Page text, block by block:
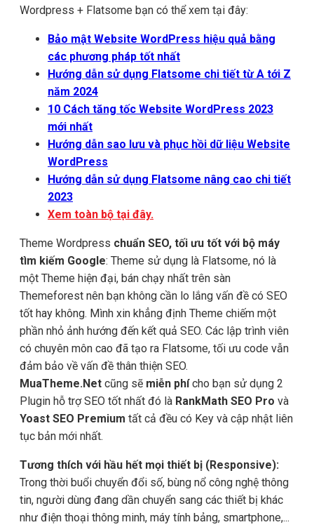
Wordpress + Flatsome bạn có thể xem tại đây:
Bảo mật Website WordPress hiệu quả bằng
các phương pháp tốt nhất
Hướng dẫn sử dụng Flatsome chi tiết từ A tới Z
năm 2024
10 Cách tăng tốc Website WordPress 2023
mới nhất
Hướng dẫn sao lưu và phục hồi dữ liệu Website
WordPress
Hướng dẫn sử dụng Flatsome nâng cao chi tiết
2023
Xem toàn bộ tại đây.
Theme Wordpress chuẩn SEO, tối ưu tốt với bộ máy
tìm kiếm Google: Theme sử dụng là Flatsome, nó là
một Theme hiện đại, bán chạy nhất trên sàn
Themeforest nên bạn không cần lo lắng vấn đề có SEO
tốt hay không. Mình xin khẳng định Theme chiếm một
phần nhỏ ảnh hướng đến kết quả SEO. Các lập trình viên
có chuyên môn cao đã tạo ra Flatsome, tối ưu code vẫn
đảm bảo về vấn đề thân thiện SEO.
MuaTheme.Net cũng sẽ miễn phícho bạn sử dụng 2
Plugin hỗ trợ SEO tốt nhất đó là RankMath SEO Pro và
Yoast SEO Premium tất cả đều có Key và cập nhật liên
tục bản mới nhất.
Tương thích với hầu hết mọi thiết bị (Responsive):
Trong thời buổi chuyển đổi số, bùng nổ công nghệ thông
tin, người dùng đang dần chuyển sang các thiết bị khác
như điện thoại thông minh, máy tính bảng, smartphone,...